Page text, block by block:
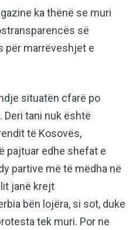
ka thënë se muri
së
për marrëveshjet e
situatën cfarë po
Deri tani nuk është
të Kosovës,
pajtuar edhe shefat e
partive më të mëdha në
janë krejt
bën lojëra, si sot, duke
tek muri. Por ne